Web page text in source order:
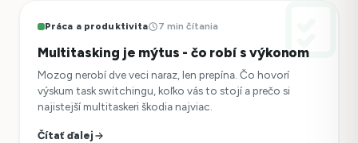
Práca a produktivita 7 min čítania
Multitasking je mýtus - čo robí s výkonom
Mozog nerobí dve veci naraz, len prepína. Čo hovorí
výskum task switchingu, koľko vás to stojí a prečo si
najistejší multitaskeri škodia najviac.
Čítať ďalej